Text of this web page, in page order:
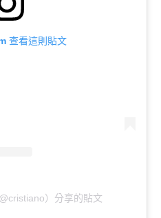
查看這則貼文
）分享的貼文